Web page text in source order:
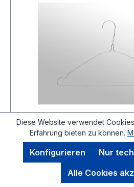
Bügelproduktion ermöglichen
auftragsbezogene
integrierten
perfekten Bügel aus unseren
sowie Wäschereibedarf
M-Hanger RH 230
Diese Website verwendet
Erfahrung bieten zu können.
Nur
Konfigurieren
Alle Cookies